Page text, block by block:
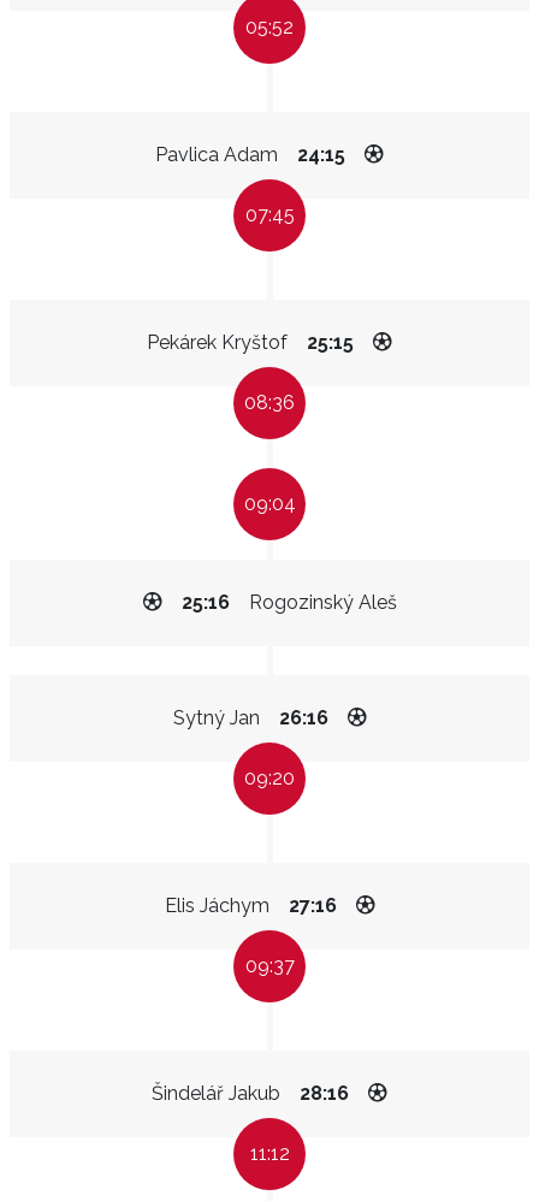
05:52
Pavlica Adam 24:15
07:45
Pekárek Kryštof 25:15
08:36
09:04
Rogozinský Aleš
25:16
Sytný Jan 26:16
09:20
Elis Jáchym 27:16
09:37
Šindelář Jakub 28:16
11:12